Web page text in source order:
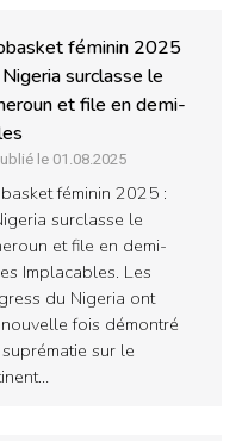
féminin 2025
surclasse le
et file en demi-
le 01.08.2025
féminin 2025 :
surclasse le
et file en demi-
Implacables. Les
du Nigeria ont
fois démontré
sur le